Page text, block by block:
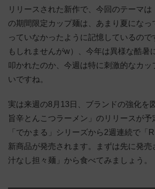
リリースされた新作で、今回のテーマ
の期間限定カップ麺は、あまり夏になっ
っていなかったように記憶しているの
もしれませんがw）、今年は異様な酷暑
叩かれたのか、今週は特に刺激的なカッ
いですね。
実は来週の8月13日、ブランドの強化を
旨辛とんこつラーメン」のリリースが予
「でかまる」シリーズから2週連続で「
新商品が発売されます。まずは先に発売
汁なし担々麺」から食べてみましょう。